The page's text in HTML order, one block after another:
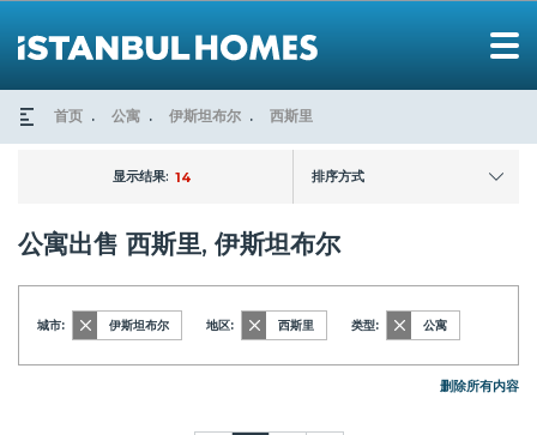
首页 公寓 伊斯坦布尔 西斯里
显示结果: 14 排序方式
公寓出售 西斯里, 伊斯坦布尔
城市: 伊斯坦布尔 地区: 西斯里 类型: 公寓
删除所有内容